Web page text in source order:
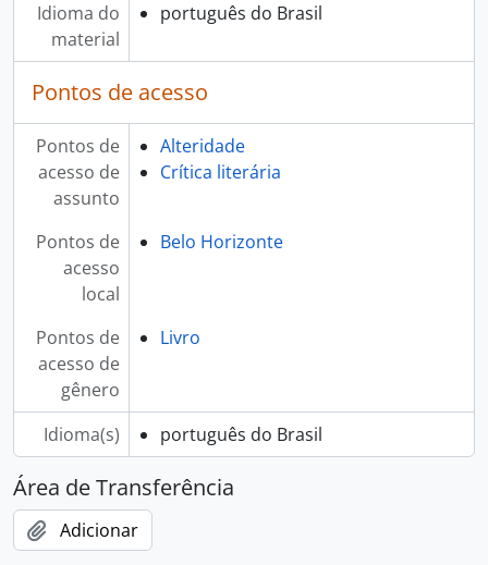
Idioma do
material
português do Brasil
Pontos de acesso
Pontos de
acesso de
assunto
Alteridade
Crítica literária
Pontos de
acesso
local
Belo Horizonte
Pontos de
acesso de
gênero
Livro
Idioma(s) português do Brasil
Área de Transferência
Adicionar